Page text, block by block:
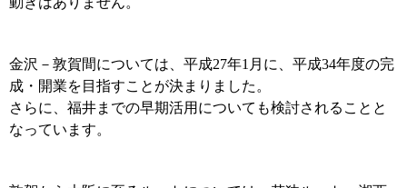
金沢－敦賀間については、平成27年1月に、平成34年度の完
成・開業を目指すことが決まりました。
さらに、福井までの早期活用についても検討されることと
なっています。